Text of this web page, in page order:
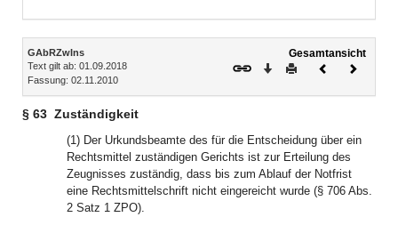
Inhalt
GAbRZwIns
Text gilt ab: 01.09.2018
Fassung: 02.11.2010
Gesamtansicht
Download
DruckenVorheriges
§ 63 Zuständigkeit
(1) Der Urkundsbeamte des für die Entscheidung über ein
Rechtsmittel zuständigen Gerichts ist zur Erteilung des
Zeugnisses zuständig, dass bis zum Ablauf der Notfrist
eine Rechtsmittelschrift nicht eingereicht wurde (§ 706 Abs.
2 Satz 1 ZPO).